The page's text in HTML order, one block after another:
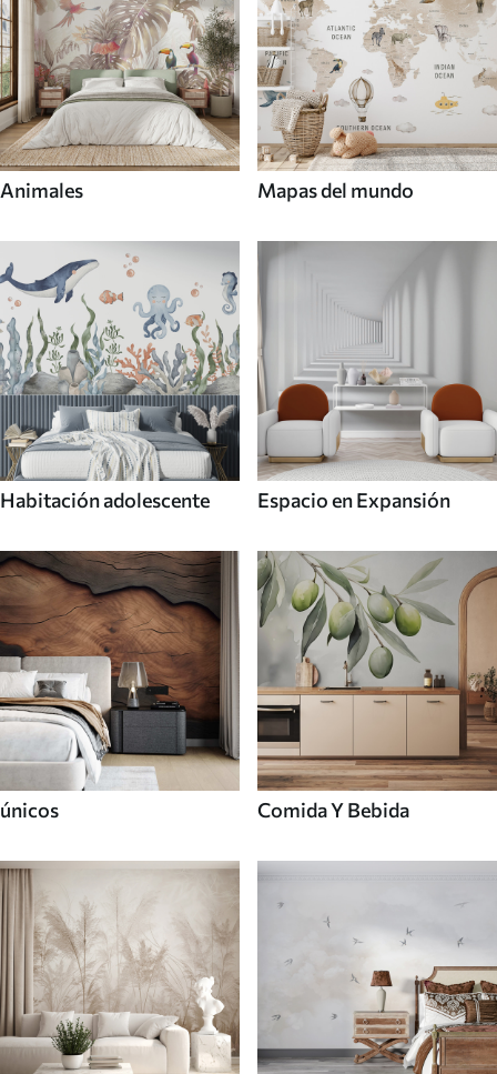
Animales Mapas del mundo
Habitación adolescente Espacio en Expansión
únicos Comida Y Bebida